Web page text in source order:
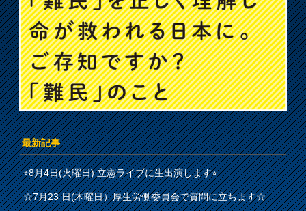
最新記事
⭐︎8月4日(火曜日) 立憲ライブに生出演します⭐︎
☆7月23 日(木曜日）厚生労働委員会で質問に立ちます☆